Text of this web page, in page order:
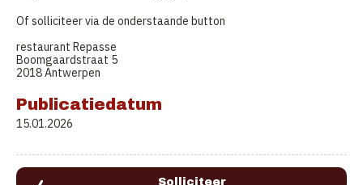
Of solliciteer via de onderstaande button
restaurant Repasse
Boomgaardstraat 5
2018 Antwerpen
Publicatiedatum
15.01.2026